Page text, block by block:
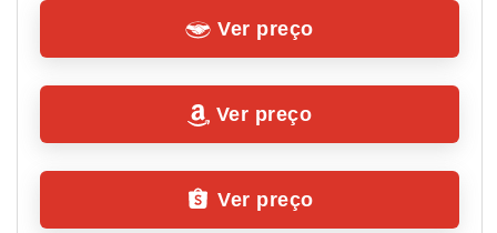
Ver preço
Ver preço
Ver preço